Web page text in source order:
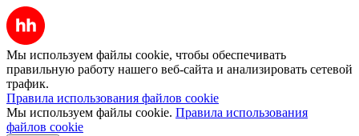
Мы используем файлы cookie, чтобы обеспечивать
правильную работу нашего веб-сайта и анализировать сетевой
трафик.
Правила использования файлов cookie
Мы используем файлы cookie. Правила использования
файлов cookie